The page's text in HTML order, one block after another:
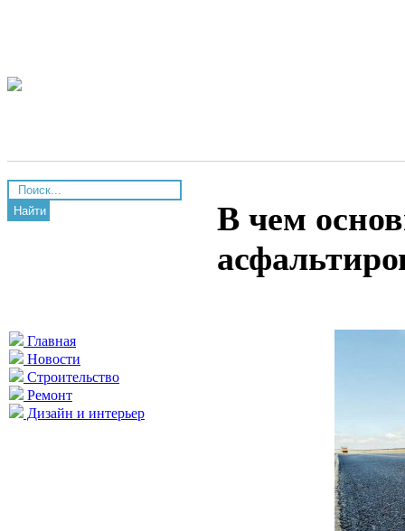
Найти
Главная
Новости
Строительство
Ремонт
Дизайн и интерьер
В чем